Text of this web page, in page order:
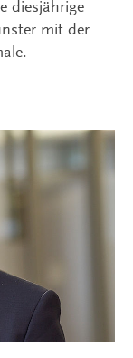
diesjährige
mit der